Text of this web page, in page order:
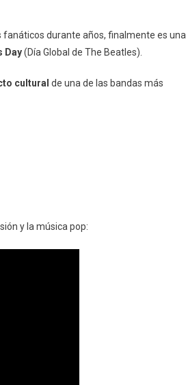
durante años, finalmente es una
Day(Día Global de The Beatles).
cultural de una de las bandas más
y la música pop: